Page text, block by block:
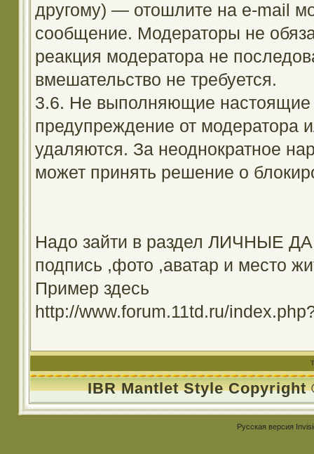
другому) — отошлите на e-mail
сообщение. Модераторы не
реакция модератора не
вмешательство не требуется.
3.6. Не выполняющие настоящие
предупреждение от модератора
удаляются. За неоднократное
может принять решение о
Надо зайти в раздел ЛИЧНЫЕ
подпись ,фото ,аватар и место
Пример здесь
http://www.forum.11td.ru/
IBR Mantlet Style Copyright
Русская версия